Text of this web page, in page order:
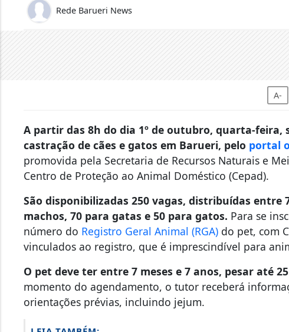
Rede Barueri News
A-
A partir das 8h do dia 1º de outubro, quarta-
castração de cães e gatos em Barueri, pelo portal
promovida pela Secretaria de Recursos Naturais e
Centro de Proteção ao Animal Doméstico (Cepad).
São disponibilizadas 250 vagas, distribuídas entre
machos, 70 para gatas e 50 para gatos. Para se
número do Registro Geral Animal (RGA) do pet, com
vinculados ao registro, que é imprescindível para
O pet deve ter entre 7 meses e 7 anos, pesar até
momento do agendamento, o tutor receberá
orientações prévias, incluindo jejum.